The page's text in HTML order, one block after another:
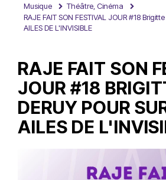
Musique
Théâtre, Cinéma
RAJE FAIT SON FESTIVAL JOUR #18
AILES DE L'INVISIBLE
RAJE FAIT SON
JOUR #18
DERUY POUR
AILES DE